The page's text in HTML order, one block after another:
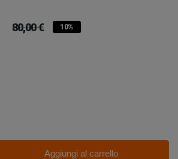
80,00 € 10%
Aggiungi al carrello